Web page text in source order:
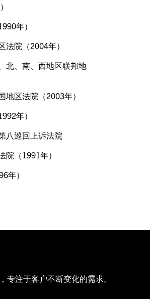
年）
法院（2004年）
北、南、西地区联邦地
地区法院（2003年）
年）
八巡回上诉法院
院（1991年）
年）
专注于客户不断变化的需求。